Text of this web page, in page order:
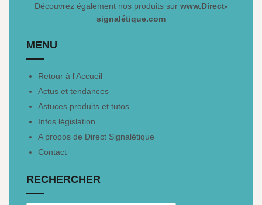
Découvrez également nos produits sur www.Direct-
signalétique.com
MENU
Retour à l'Accueil
Actus et tendances
Astuces produits et tutos
Infos législation
A propos de Direct Signalétique
Contact
RECHERCHER